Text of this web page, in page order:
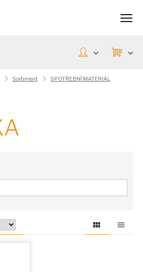
Sortiment
SPOTŘEBNÍ MATERIÁL